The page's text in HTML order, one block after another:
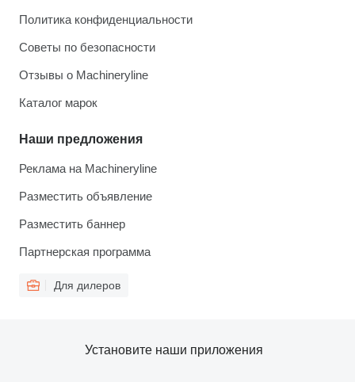
Политика конфиденциальности
Советы по безопасности
Отзывы о Machineryline
Каталог марок
Наши предложения
Реклама на Machineryline
Разместить объявление
Разместить баннер
Партнерская программа
Для дилеров
Установите наши приложения